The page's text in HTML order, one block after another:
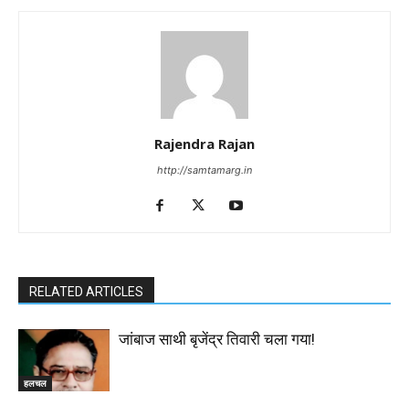
Rajendra Rajan
http://samtamarg.in
RELATED ARTICLES
हलचल
जांबाज साथी बृजेंद्र तिवारी चला गया!